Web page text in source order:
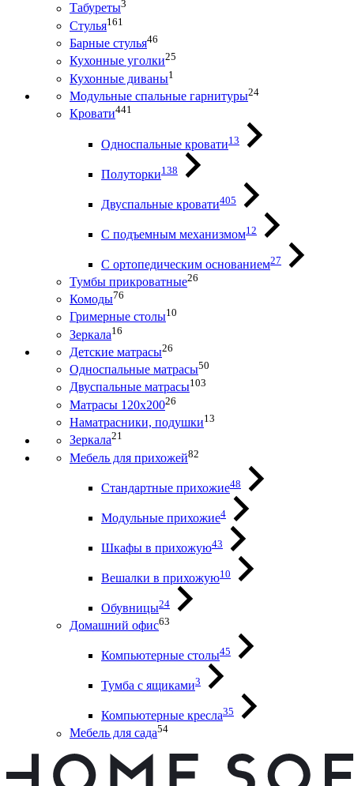
Табуреты3
Стулья161
Барные стулья46
Кухонные уголки25
Кухонные диваны1
Модульные спальные гарнитуры24
Кровати441
Односпальные кровати13
Полуторки138
Двуспальные кровати405
С подъемным механизмом12
С ортопедическим основанием27
Тумбы прикроватные26
Комоды76
Гримерные столы10
Зеркала16
Детские матрасы26
Односпальные матрасы50
Двуспальные матрасы103
Матрасы 120х20026
Наматрасники, подушки13
Зеркала21
Мебель для прихожей82
Стандартные прихожие48
Модульные прихожие4
Шкафы в прихожую43
Вешалки в прихожую10
Обувницы24
Домашний офис63
Компьютерные столы45
Тумба с ящиками3
Компьютерные кресла35
Мебель для сада54